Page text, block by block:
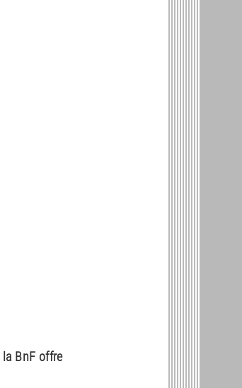
la BnF offre